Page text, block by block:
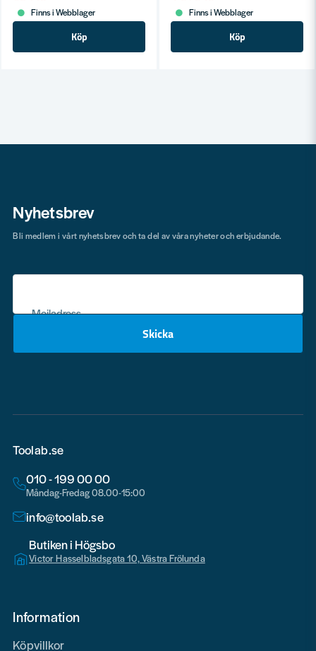
Finns i Webblager
Köp
Finns i Webblager
Köp
Nyhetsbrev
Mejladress
Skicka
Bli medlem i vårt nyhetsbrev och ta del av våra nyheter och erbjudande.
Toolab.se
010 - 199 00 00
Måndag-Fredag 08.00-15:00
info@toolab.se
Butiken i Högsbo
Victor Hasselbladsgata 10, Västra Frölunda
Information
Köpvillkor